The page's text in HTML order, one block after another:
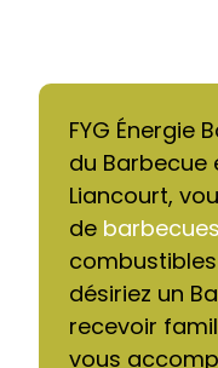
FYG Énergie
du Barbecue
Liancourt,
de
désiriez un
recevoir
vous